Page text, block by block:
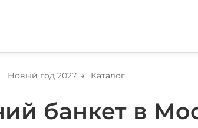
Новый год 2027 Каталог
банкет в